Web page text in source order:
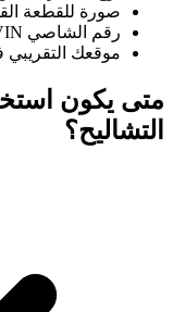
صورة للقطعة
رقم الشاصي VIN عند الحاجة لتأكيد التوافق.
موقعك التقريبي
متى يكون
التشاليح؟